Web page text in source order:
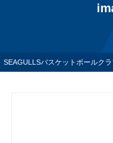
SEAGULLSバスケットボールク